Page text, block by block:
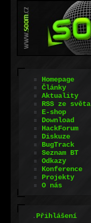
Homepage
Články
Aktuality
RSS ze světa
E-shop
Download
HackForum
Diskuze
BugTrack
Seznam BT
Odkazy
Konference
Projekty
O nás
.Přihlášení